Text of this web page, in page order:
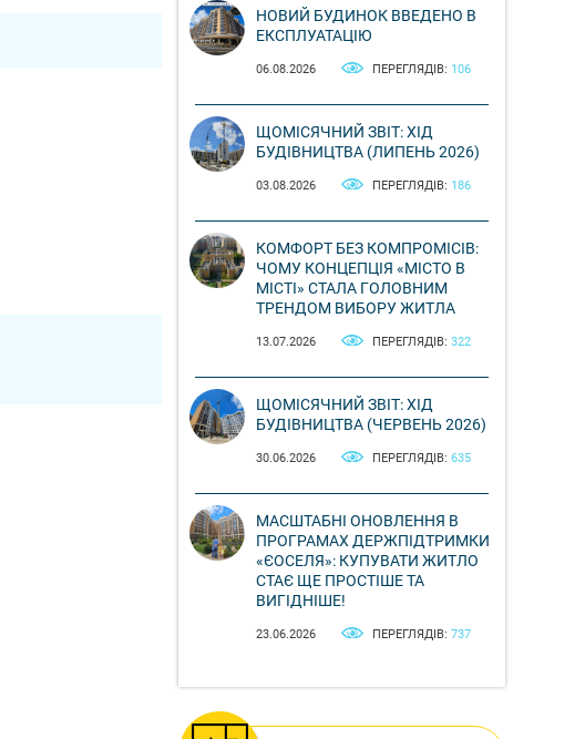
НОВИЙ БУДИНОК ВВЕДЕНО В
ЕКСПЛУАТАЦІЮ
06.08.2026 ПЕРЕГЛЯДІВ: 106
ЩОМІСЯЧНИЙ ЗВІТ: ХІД
БУДІВНИЦТВА (ЛИПЕНЬ 2026)
03.08.2026 ПЕРЕГЛЯДІВ: 186
КОМФОРТ БЕЗ КОМПРОМІСІВ:
ЧОМУ КОНЦЕПЦІЯ «МІСТО В
МІСТІ» СТАЛА ГОЛОВНИМ
ТРЕНДОМ ВИБОРУ ЖИТЛА
13.07.2026 ПЕРЕГЛЯДІВ: 322
ЩОМІСЯЧНИЙ ЗВІТ: ХІД
БУДІВНИЦТВА (ЧЕРВЕНЬ 2026)
30.06.2026 ПЕРЕГЛЯДІВ: 635
МАСШТАБНІ ОНОВЛЕННЯ В
ПРОГРАМАХ ДЕРЖПІДТРИМКИ
«ЄОСЕЛЯ»: КУПУВАТИ ЖИТЛО
СТАЄ ЩЕ ПРОСТІШЕ ТА
ВИГІДНІШЕ!
23.06.2026 ПЕРЕГЛЯДІВ: 737